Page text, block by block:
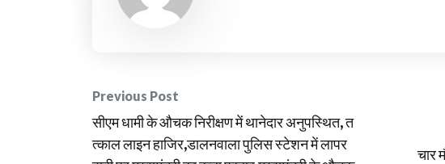
Post
navigation
Previous Post
सीएम धामी के औचक निरीक्षण में थानेदार अनुपस्थित, त
त्काल लाइन हाजिर,डालनवाला पुलिस स्टेशन में लापर
चार